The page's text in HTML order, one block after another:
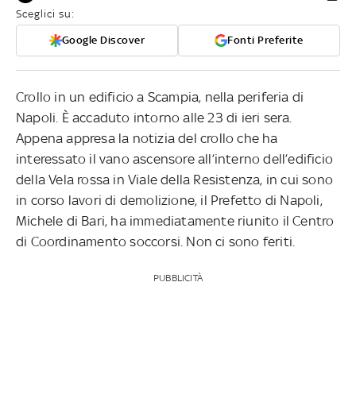
Sceglici su:
Google Discover Fonti Preferite
Crollo in un edificio a Scampia, nella periferia di
Napoli. È accaduto intorno alle 23 di ieri sera.
Appena appresa la notizia del crollo che ha
interessato il vano ascensore all’interno dell’edificio
della Vela rossa in Viale della Resistenza, in cui sono
in corso lavori di demolizione, il Prefetto di Napoli,
Michele di Bari, ha immediatamente riunito il Centro
di Coordinamento soccorsi. Non ci sono feriti.
PUBBLICITÀ